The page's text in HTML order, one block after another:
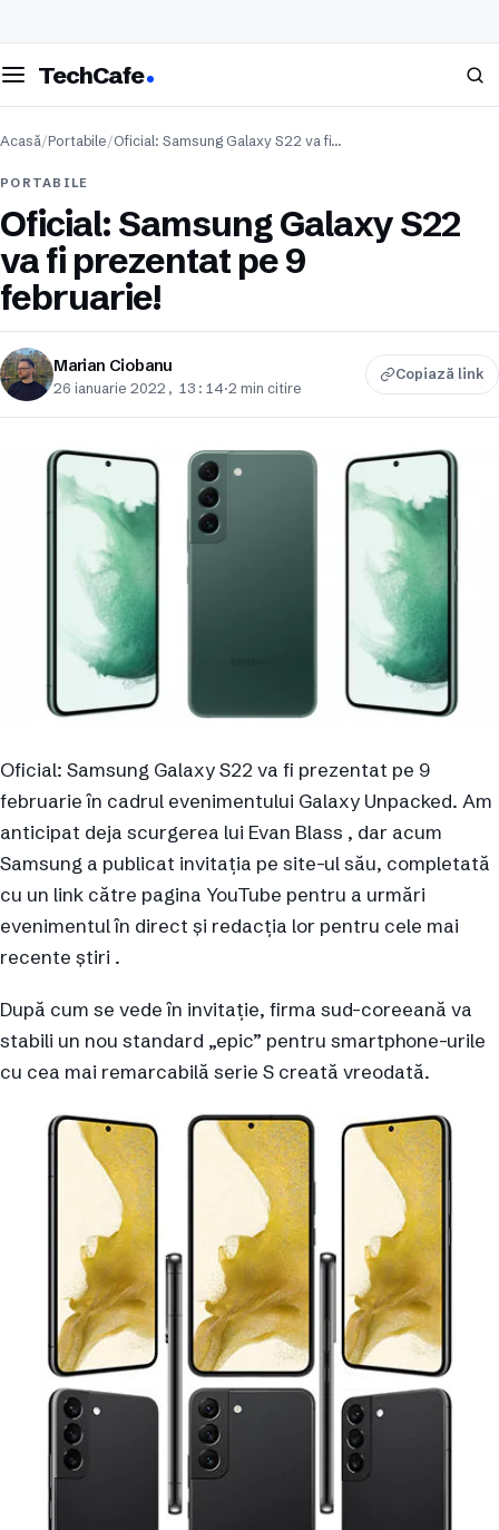
meniul
TechCafe Caută
Acasă/Portabile/Oficial: Samsung Galaxy S22 va fi…
PORTABILE
Oficial: Samsung Galaxy S22
va fi prezentat pe 9
februarie!
Marian Ciobanu
26 ianuarie 2022, 13:14·2 min citire
Copiază link
Oficial: Samsung Galaxy S22 va fi prezentat pe 9
februarie în cadrul evenimentului Galaxy Unpacked. Am
anticipat deja scurgerea lui Evan Blass , dar acum
Samsung a publicat invitația pe site-ul său, completată
cu un link către pagina YouTube pentru a urmări
evenimentul în direct și redacția lor pentru cele mai
recente știri .
După cum se vede în invitație, firma sud-coreeană va
stabili un nou standard „epic” pentru smartphone-urile
cu cea mai remarcabilă serie S creată vreodată.